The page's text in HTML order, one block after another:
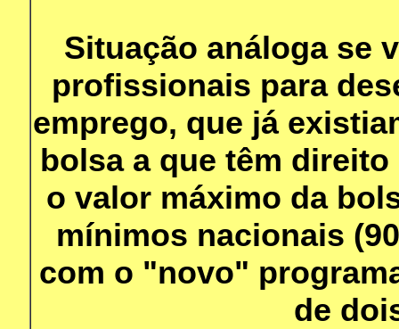
Situação análoga se
profissionais para
emprego, que já
bolsa a que têm
o valor máximo da
mínimos nacionais
com o "novo"
de